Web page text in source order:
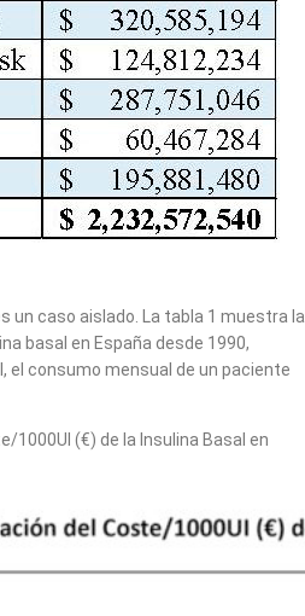
un caso aislado. La tabla 1 muestra la
basal en España desde 1990,
el consumo mensual de un paciente
1000UI (€) de la Insulina Basal en